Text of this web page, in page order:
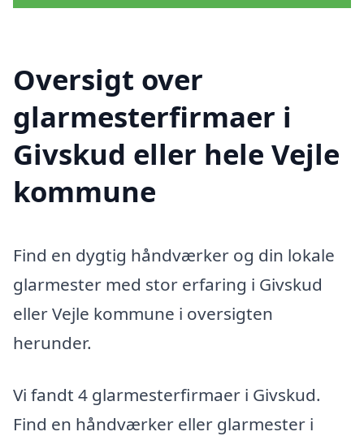
Oversigt over
glarmesterfirmaer i
Givskud eller hele Vejle
kommune
Find en dygtig håndværker og din lokale
glarmester med stor erfaring i Givskud
eller Vejle kommune i oversigten
herunder.
Vi fandt 4 glarmesterfirmaer i Givskud.
Find en håndværker eller glarmester i